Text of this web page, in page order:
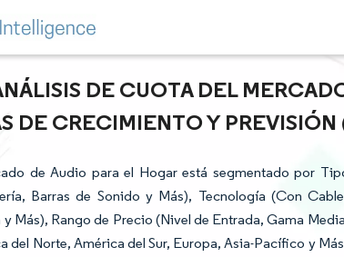
DE CUOTA DEL
DE CRECIMIENTO Y PREVISIÓN
de Audio para el Hogar está segmentado por
Barras de Sonido y Más), Tecnología (Con
Más), Rango de Precio (Nivel de Entrada, Gama
del Norte, América del Sur, Europa, Asia-Pacífico y